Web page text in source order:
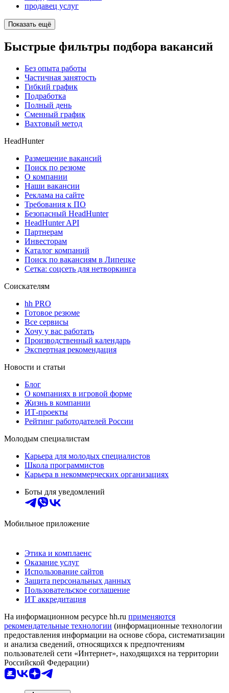
продавец услуг
Показать ещё
Быстрые фильтры подбора вакансий
Без опыта работы
Частичная занятость
Гибкий график
Подработка
Полный день
Сменный график
Вахтовый метод
HeadHunter
Размещение вакансий
Поиск по резюме
О компании
Наши вакансии
Реклама на сайте
Требования к ПО
Безопасный HeadHunter
HeadHunter API
Партнерам
Инвесторам
Каталог компаний
Поиск по вакансиям в Липецке
Сетка: соцсеть для нетворкинга
Соискателям
hh PRO
Готовое резюме
Все сервисы
Хочу у вас работать
Производственный календарь
Экспертная рекомендация
Новости и статьи
Блог
О компаниях в игровой форме
Жизнь в компании
ИТ-проекты
Рейтинг работодателей России
Молодым специалистам
Карьера для молодых специалистов
Школа программистов
Карьера в некоммерческих организациях
Боты для уведомлений
Мобильное приложение
Этика и комплаенс
Оказание услуг
Использование сайтов
Защита персональных данных
Пользовательское соглашение
ИТ аккредитация
На информационном ресурсе hh.ru применяются
рекомендательные технологии (информационные технологии
предоставления информации на основе сбора, систематизации
и анализа сведений, относящихся к предпочтениям
пользователей сети «Интернет», находящихся на территории
Российской Федерации)